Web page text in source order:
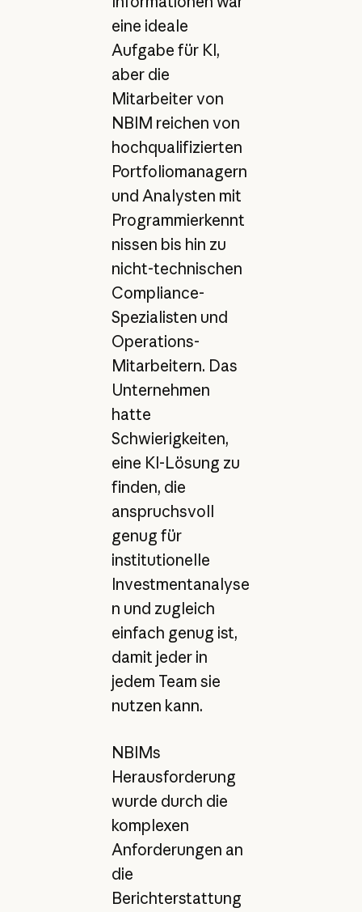
eine ideale
Aufgabe für KI,
aber die
Mitarbeiter von
NBIM reichen von
hochqualifizierten
Portfoliomanagern
und Analysten mit
Programmierkennt
nissen bis hin zu
nicht-technischen
Compliance-
Spezialisten und
Operations-
Mitarbeitern. Das
Unternehmen
hatte
Schwierigkeiten,
eine KI-Lösung zu
finden, die
anspruchsvoll
genug für
institutionelle
Investmentanalyse
n und zugleich
einfach genug ist,
damit jeder in
jedem Team sie
nutzen kann.
NBIMs
Herausforderung
wurde durch die
komplexen
Anforderungen an
die
Berichterstattung